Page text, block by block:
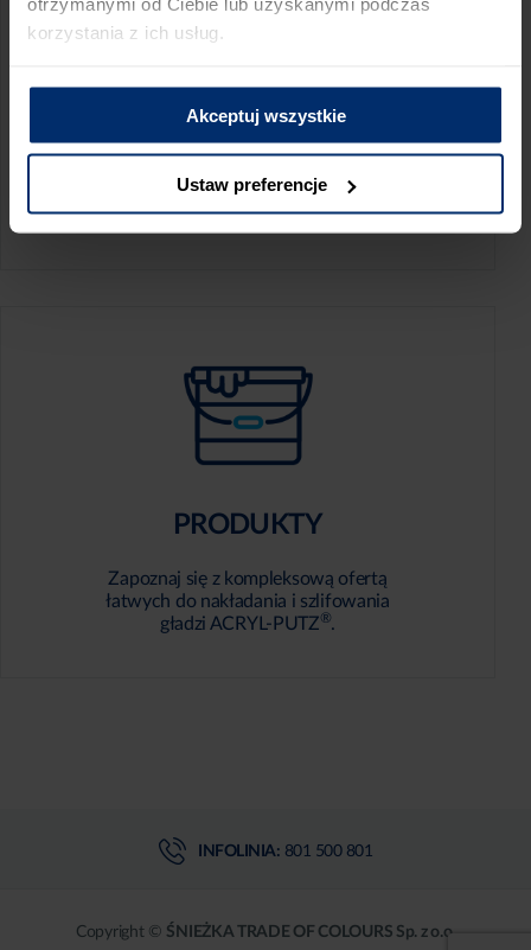
korzystania z ich usług.
Akceptuj wszystkie
Ustaw preferencje
KALKULATOR ZUŻYCIA
Oblicz, jaką ilość produktów potrzebujesz,
aby perfekcyjnie wygładzić swoje ściany.
PRODUKTY
Zapoznaj się z kompleksową ofertą
łatwych do nakładania i szlifowania
gładzi ACRYL-PUTZ®.
INFOLINIA: 801 500 801
Copyright © ŚNIEŻKA TRADE OF COLOURS Sp. z o.o.